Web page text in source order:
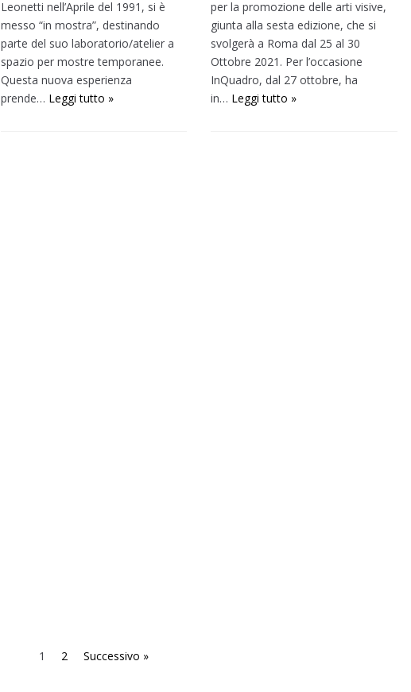
Leonetti nell’Aprile del 1991, si è
messo “in mostra”, destinando
parte del suo laboratorio/atelier a
spazio per mostre temporanee.
Questa nuova esperienza
prende… Leggi tutto »
per la promozione delle arti visive,
giunta alla sesta edizione, che si
svolgerà a Roma dal 25 al 30
Ottobre 2021. Per l’occasione
InQuadro, dal 27 ottobre, ha
in… Leggi tutto »
1 2 Successivo »